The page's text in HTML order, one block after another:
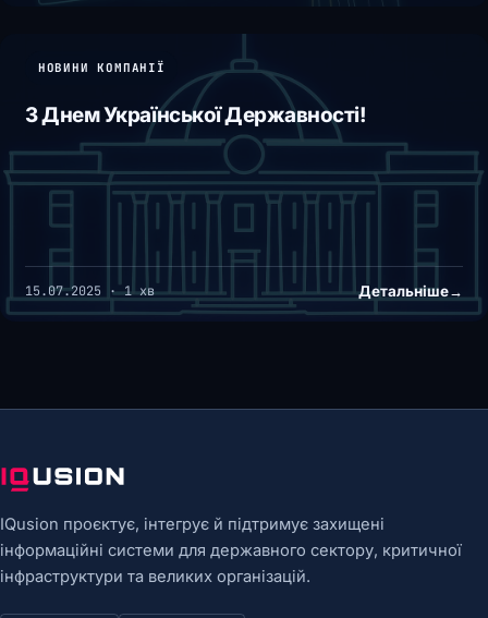
НОВИНИ КОМПАНІЇ
З Днем Української Державності!
15.07.2025 · 1 хв Детальніше→
IQusion проєктує, інтегрує й підтримує захищені
інформаційні системи для державного сектору, критичної
інфраструктури та великих організацій.